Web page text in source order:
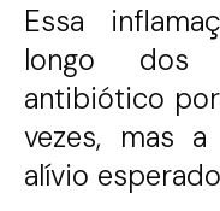
Essa
longo dos
antibiótico
vezes, mas
alívio